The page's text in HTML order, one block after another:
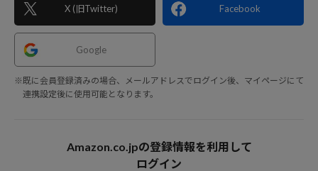
X (旧Twitter) Facebook
Google
※既に会員登録済みの場合、メールアドレスでログイン後、マイページにて
連携設定後に使用可能となります。
Amazon.co.jpの登録情報を利用して
ログイン